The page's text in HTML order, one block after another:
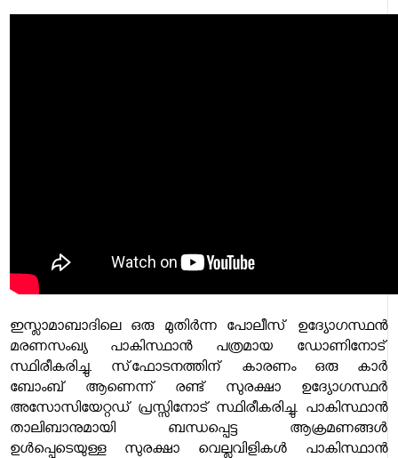
ഇസ്ലാമാബാദിലെ ഒരു മുതിര്‍ന്ന പോലീസ് ഉദ്യോഗസ്ഥന്‍
മരണസംഖ്യ പാകിസ്ഥാന്‍ പത്രമായ ഡോണിനോട്
സ്ഥിരീകരിച്ചു. സ്‌ഫോടനത്തിന് കാരണം ഒരു കാര്‍
ബോംബ് ആണെന്ന് രണ്ട് സുരക്ഷാ ഉദ്യോഗസ്ഥര്‍
അസോസിയേറ്റഡ് പ്രസ്സിനോട് സ്ഥിരീകരിച്ചു. പാകിസ്ഥാന്‍
താലിബാനുമായി ബന്ധപ്പെട്ട ആക്രമണങ്ങള്‍
ഉള്‍പ്പെടെയുള്ള സുരക്ഷാ വെല്ലുവിളികള്‍ പാകിസ്ഥാന്‍